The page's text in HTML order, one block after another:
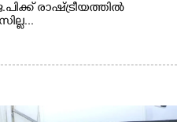
രാഷ്ട്രീയത്തിൽ